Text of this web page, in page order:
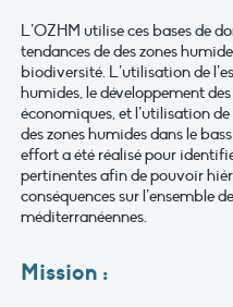
L’OZHM utilise ces bases de
tendances de des zones
biodiversité. L’utilisation de
humides, le développement
économiques, et l’utilisation
des zones humides dans le
effort a été réalisé pour
pertinentes afin de pouvoir
conséquences sur l’ensemble
méditerranéennes.
Mission :